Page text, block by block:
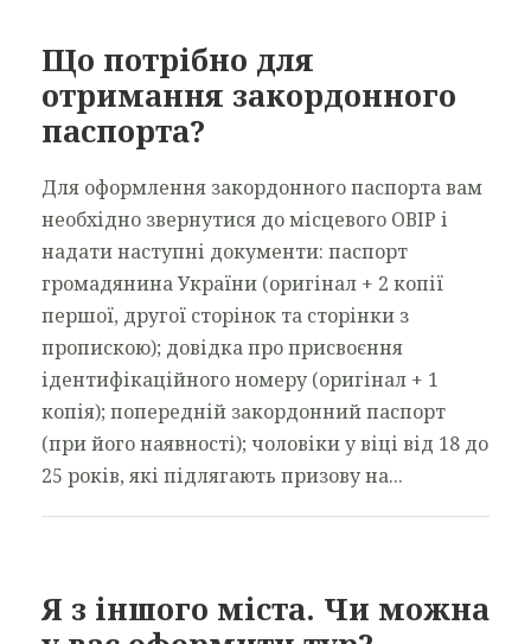
Що потрібно для
отримання закордонного
паспорта?
Для оформлення закордонного паспорта вам
необхідно звернутися до місцевого ОВІР і
надати наступні документи: паспорт
громадянина України (оригінал + 2 копії
першої, другої сторінок та сторінки з
пропискою); довідка про присвоєння
ідентифікаційного номеру (оригінал + 1
копія); попередній закордонний паспорт
(при його наявності); чоловіки у віці від 18 до
25 років, які підлягають призову на...
Я з іншого міста. Чи можна